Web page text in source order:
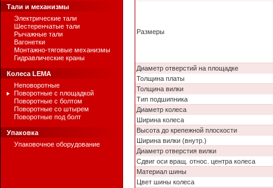
Тали и механизмы
Электрические тали
Шестеренчатые тали
Рычажные тали
Вагонетки
Монтажно-тяговые механизмы
Гидравлические краны
Колеса LEMA
Неповоротные
Поворотные с площадкой
Поворотные с болтом
Поворотные со штырем
Поворотные под болт
Упаковка
Упаковочное оборудование
Размеры
Диаметр отверстий на площадке
Толщина платы
Толщина вилки
Тип подшипника
Диаметр колеса
Ширина колеса
Высота до крепежной плоскости
Ширина вилки (внутр.)
Диаметр отверстия вилки
Сдвиг оси вращ. относ. центра колеса
Материал шины
Цвет шины колеса